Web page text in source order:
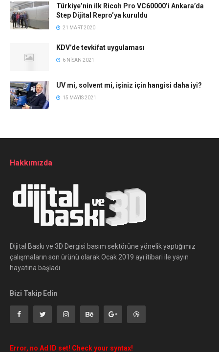
Türkiye’nin ilk Ricoh Pro VC60000’i Ankara’da
Step Dijital Repro’ya kuruldu
21 MART 2020
KDV’de tevkifat uygulaması
6 NISAN 2021
UV mi, solvent mi, işiniz için hangisi daha iyi?
15 MAYIS 2021
Hakkımızda
Dijital Baskı ve 3D Dergisi basım sektörüne yönelik yaptığımız
çalışmaların son ürünü olarak Ocak 2019 ayı itibari ile yayın
hayatına başladı.
Bizi Takip Edin
Error, no Ad ID set! Check your syntax!